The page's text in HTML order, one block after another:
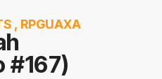
, RPGUAXA
#167)